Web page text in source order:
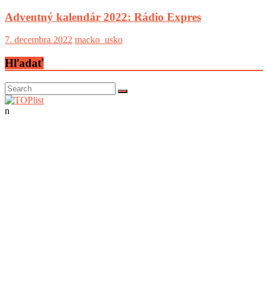
Adventný kalendár 2022: Rádio Expres
7. decembra 2022 macko_usko
Hľadať
n